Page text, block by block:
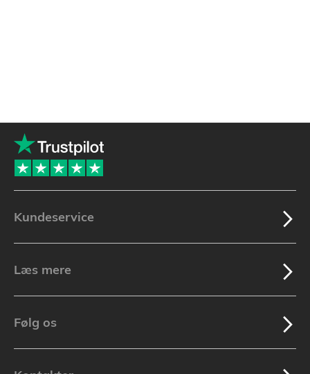
Kundeservice
Læs mere
Følg os